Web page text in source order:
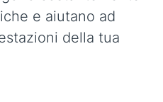
e aiutano ad
della tua